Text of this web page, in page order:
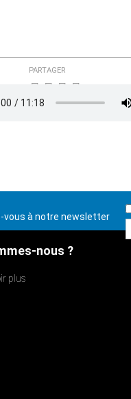
PARTAGER
vous à notre newsletter
nous ?
plus